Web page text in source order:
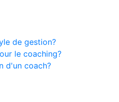
de gestion?
le coaching?
d'un coach?